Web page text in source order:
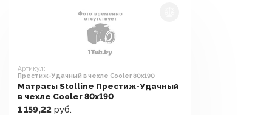
Артикул:
Престиж-Удачный в чехле Cooler 80x190
Матрасы Stolline Престиж-Удачный
в чехле Cooler 80x190
1 159,22 руб.